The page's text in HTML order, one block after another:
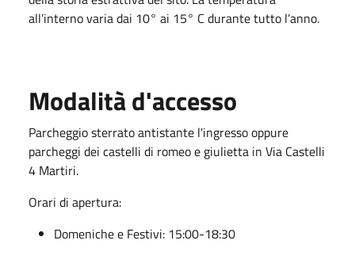
all’interno varia dai 10° ai 15° C durante tutto l’anno.
Modalità d'accesso
Parcheggio sterrato antistante l'ingresso oppure
parcheggi dei castelli di romeo e giulietta in Via Castelli
4 Martiri.
Orari di apertura:
Domeniche e Festivi: 15:00-18:30